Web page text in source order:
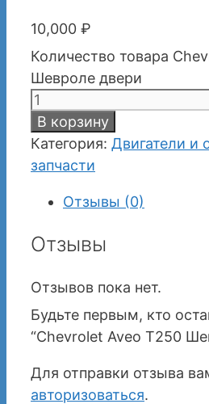
10,000 ₽
Количество товара
Шевроле двери
В корзину
Категория: Двигатели и
запчасти
Отзывы (0)
Отзывы
Отзывов пока нет.
Будьте первым, кто
“Chevrolet Aveo T250
Для отправки отзыва
авторизоваться.